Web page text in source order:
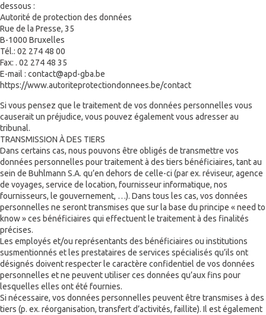
dessous :
Autorité de protection des données
Rue de la Presse, 35
B-1000 Bruxelles
Tél.: 02 274 48 00
Fax: . 02 274 48 35
E-mail : contact@apd-gba.be
https://www.autoriteprotectiondonnees.be/contact
Si vous pensez que le traitement de vos données personnelles vous
causerait un préjudice, vous pouvez également vous adresser au
tribunal.
TRANSMISSION À DES TIERS
Dans certains cas, nous pouvons être obligés de transmettre vos
données personnelles pour traitement à des tiers bénéficiaires, tant au
sein de Buhlmann S.A. qu’en dehors de celle-ci (par ex. réviseur, agence
de voyages, service de location, fournisseur informatique, nos
fournisseurs, le gouvernement, …). Dans tous les cas, vos données
personnelles ne seront transmises que sur la base du principe « need to
know » ces bénéficiaires qui effectuent le traitement à des finalités
précises.
Les employés et/ou représentants des bénéficiaires ou institutions
susmentionnés et les prestataires de services spécialisés qu’ils ont
désignés doivent respecter le caractère confidentiel de vos données
personnelles et ne peuvent utiliser ces données qu’aux fins pour
lesquelles elles ont été fournies.
Si nécessaire, vos données personnelles peuvent être transmises à des
tiers (p. ex. réorganisation, transfert d’activités, faillite). Il est également